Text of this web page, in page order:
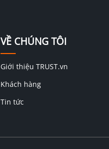
VỀ CHÚNG TÔI
Giới thiệu TRUST.vn
Khách hàng
Tin tức